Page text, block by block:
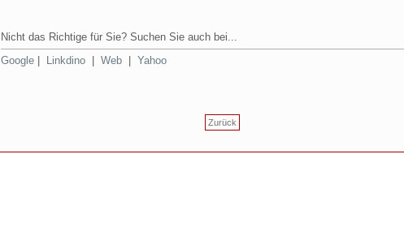
Nicht das Richtige für Sie? Suchen Sie auch bei...
Google
Linkdino Web Yahoo
Zurück